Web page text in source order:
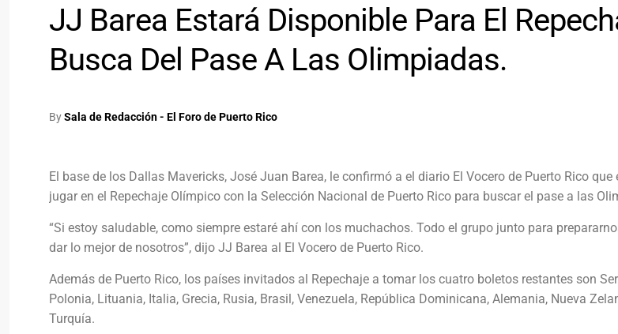
JJ Barea Estará Disponible Para El
Busca Del Pase A Las Olimpiadas.
BySala de Redacción - El Foro de Puerto Rico
El base de los Dallas Mavericks, José Juan Barea, le confirmó a el diario El Vocero de Puerto Rico
jugar en el Repechaje Olímpico con la Selección Nacional de Puerto Rico para buscar el pase a las
“Si estoy saludable, como siempre estaré ahí con los muchachos. Todo el grupo junto para
dar lo mejor de nosotros”, dijo JJ Barea al El Vocero de Puerto Rico.
Además de Puerto Rico, los países invitados al Repechaje a tomar los cuatro boletos restantes son
Polonia, Lituania, Italia, Grecia, Rusia, Brasil, Venezuela, República Dominicana, Alemania, Nueva
Turquía.